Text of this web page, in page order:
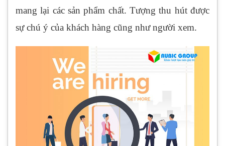
mang lại các sản phẩm chất. Tượng thu hút được
sự chú ý của khách hàng cũng như người xem.